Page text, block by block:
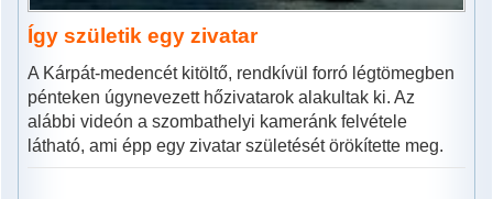
Így születik egy zivatar
A Kárpát-medencét kitöltő, rendkívül forró légtömegben
pénteken úgynevezett hőzivatarok alakultak ki. Az
alábbi videón a szombathelyi kameránk felvétele
látható, ami épp egy zivatar születését örökítette meg.